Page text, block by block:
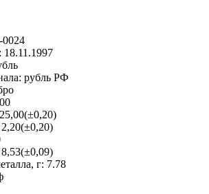
0024
18.11.1997
рубль РФ
25,00(±0,20)
2,20(±0,20)
8,53(±0,09)
г: 7.78